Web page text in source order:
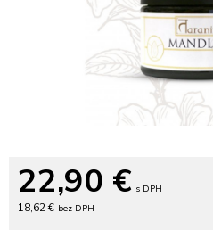
22,90 € s DPH
18,62 € bez DPH